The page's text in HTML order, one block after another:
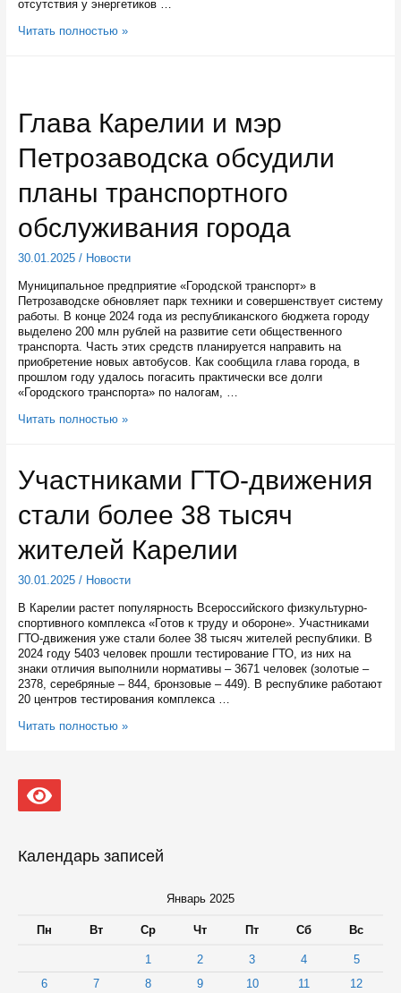
отсутствия у энергетиков …
Плата
домов
в
Карелии
снижена
Читать полностью »
Глава Карелии и мэр
Петрозаводска обсудили
планы транспортного
обслуживания города
30.01.2025/ Новости
Муниципальное предприятие «Городской транспорт» в
Петрозаводске обновляет парк техники и совершенствует систему
работы. В конце 2024 года из республиканского бюджета городу
выделено 200 млн рублей на развитие сети общественного
транспорта. Часть этих средств планируется направить на
приобретение новых автобусов. Как сообщила глава города, в
прошлом году удалось погасить практически все долги
«Городского транспорта» по налогам, …
Глава
Петрозаводска
планы
транспортного
города
Читать полностью »
Участниками ГТО-движения
стали более 38 тысяч
жителей Карелии
30.01.2025/ Новости
В Карелии растет популярность Всероссийского физкультурно-
спортивного комплекса «Готов к труду и обороне». Участниками
ГТО-движения уже стали более 38 тысяч жителей республики. В
2024 году 5403 человек прошли тестирование ГТО, из них на
знаки отличия выполнили нормативы – 3671 человек (золотые –
2378, серебряные – 844, бронзовые – 449). В республике работают
20 центров тестирования комплекса …
Участниками
более
38
Читать полностью »
Календарь записей
Январь 2025
Пн Вт Ср Чт Пт Сб Вс
1 2 3 4
5
6
7 8 9 10 11
12